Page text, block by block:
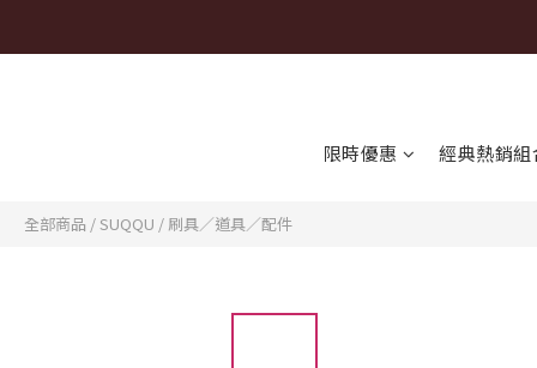
限時優惠 經典熱銷組
全部商品 /SUQQU / 刷具∕道具∕配件